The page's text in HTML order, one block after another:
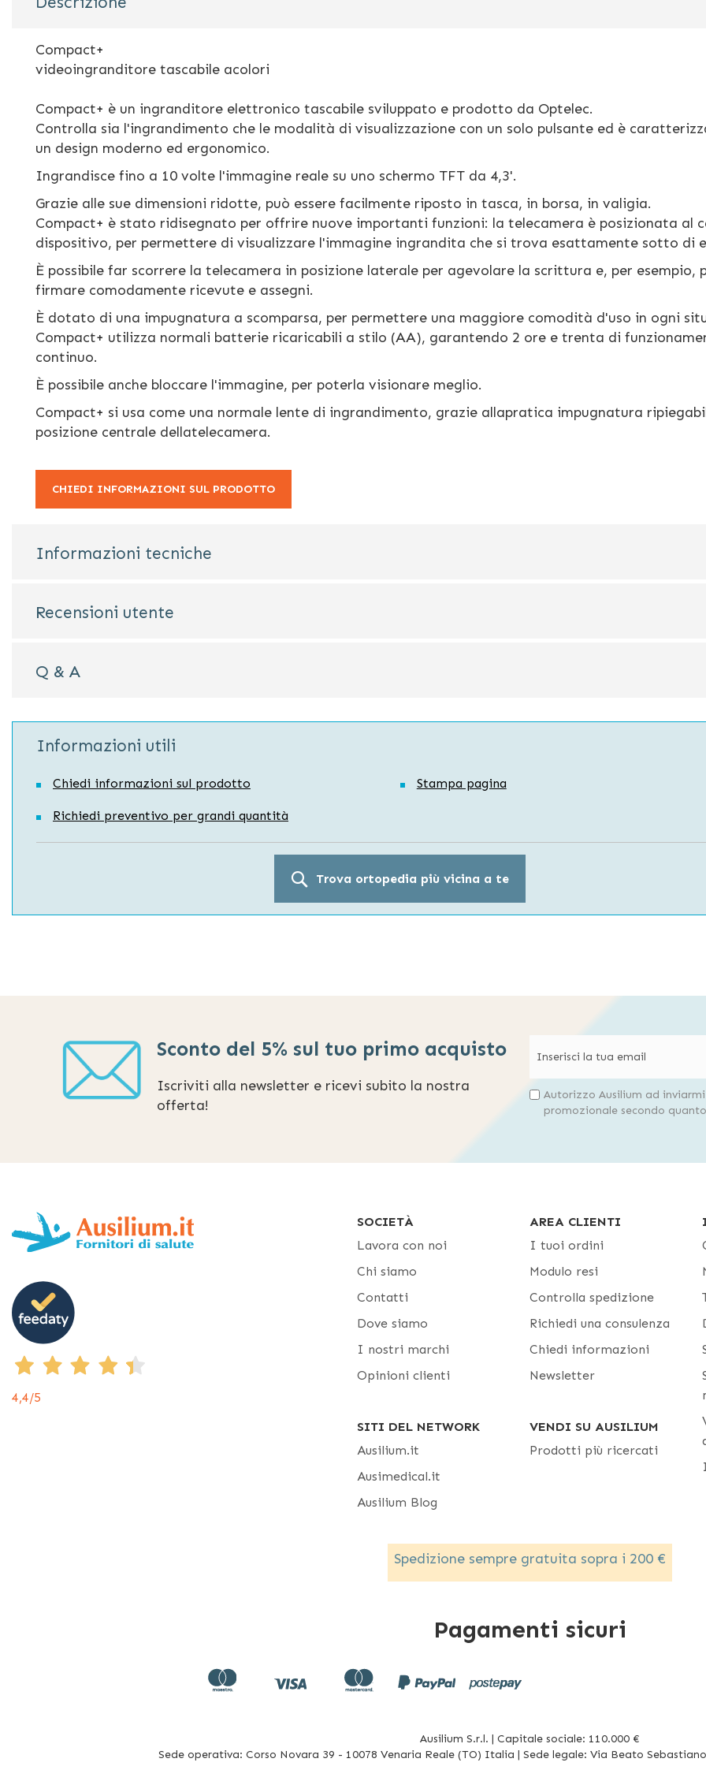
della
immagini
Compact+
videoingranditore tascabile acolori
Compact+ è un ingranditore elettronico tascabile sviluppato e prodotto da Optelec.
Controlla sia l'ingrandimento che le modalità di visualizzazione con un solo pulsante ed è
un design moderno ed ergonomico.
Ingrandisce fino a 10 volte l'immagine reale su uno schermo TFT da 4,3'.
Grazie alle sue dimensioni ridotte, può essere facilmente riposto in tasca, in borsa, in valigia.
Compact+ è stato ridisegnato per offrire nuove importanti funzioni: la telecamera è posizionata al
dispositivo, per permettere di visualizzare l'immagine ingrandita che si trova esattamente sotto di
È possibile far scorrere la telecamera in posizione laterale per agevolare la scrittura e, per esempio,
firmare comodamente ricevute e assegni.
È dotato di una impugnatura a scomparsa, per permettere una maggiore comodità d'uso in ogni
Compact+ utilizza normali batterie ricaricabili a stilo (AA), garantendo 2 ore e trenta di
continuo.
È possibile anche bloccare l'immagine, per poterla visionare meglio.
Compact+ si usa come una normale lente di ingrandimento, grazie allapratica impugnatura
posizione centrale dellatelecamera.
CHIEDI INFORMAZIONI SUL PRODOTTO
Informazioni tecniche
Recensioni utente
Q & A
Informazioni utili
Chiedi informazioni sul prodotto Stampa pagina
Richiedi preventivo per grandi quantità
Trova ortopedia più vicina a te
Sconto del 5% sul tuo primo acquisto
Iscriviti alla newsletter e ricevi subito la nostra
offerta!
Autorizzo Ausilium ad
promozionale secondo
4,4/5
SOCIETÀ
Lavora con noi
Chi siamo
Contatti
Dove siamo
I nostri marchi
Opinioni clienti
SITI DEL NETWORK
Ausilium.it
Ausimedical.it
Ausilium Blog
AREA CLIENTI
I tuoi ordini
Modulo resi
Controlla spedizione
Richiedi una consulenza
Chiedi informazioni
Newsletter
VENDI SU AUSILIUM
Prodotti più ricercati
Spedizione sempre gratuita sopra i 200 €
Pagamenti sicuri
Ausilium S.r.l. | Capitale sociale: 110.000 €
Sede operativa: Corso Novara 39 - 10078 Venaria Reale (TO) Italia | Sede legale: Via Beato